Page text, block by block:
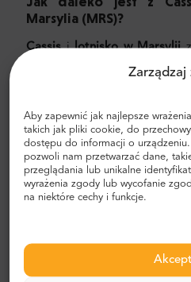
Zarządzaj
Aby zapewnić jak najlepsze
takich jak pliki cookie, do
dostępu do informacji o
pozwoli nam przetwarzać dane,
przeglądania lub unikalne
wyrażenia zgody lub wycofanie
na niektóre cechy i funkcje.
Marsylia (MRS)?
Cassisilotnisko w Marsylii
siebie. Podróż na lotnisko w
godziny i zależy od natężenia
najbezpieczniejszym i
sposobem dotarcia do
prywatnego transportu od
zaoszczędzisz dużo czasu,
nieprzyjemny proces
mieście i znajdowania drogi.
Szukasz niezawodnego